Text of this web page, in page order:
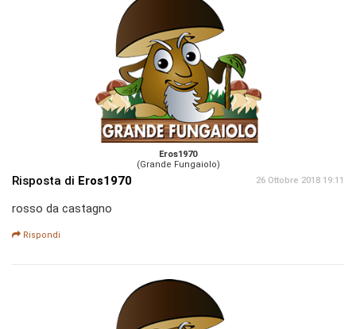
Eros1970
(Grande Fungaiolo)
Risposta di Eros1970 26 Ottobre 2018 19:11
rosso da castagno
Rispondi